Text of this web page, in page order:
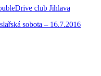
sobota – 16.7.2016